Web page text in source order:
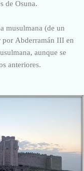
de Osuna.
musulmana (de un
por Abderramán III en
aunque se
anteriores.